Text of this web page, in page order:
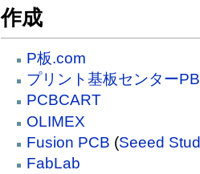
作成
P板.com
プリント基板センターPB
PCBCART
OLIMEX
Fusion PCB (Seeed
FabLab